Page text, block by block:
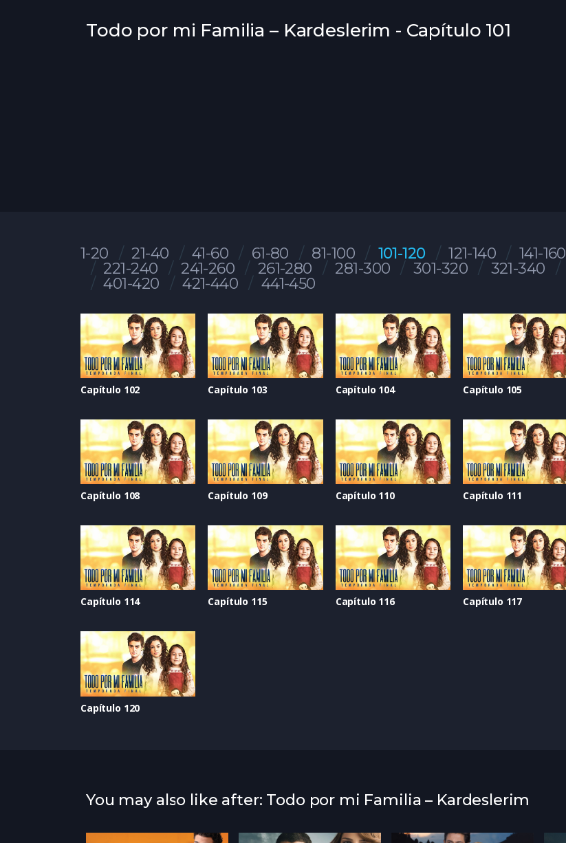
Todo por mi Familia – Kardeslerim - Capítulo 101
1-20 21-40 41-60 61-80 81-100 101-120 121-140 141-160
221-240
241-260 261-280 281-300 301-320 321-340
401-420
421-440 441-450
Capítulo 102 Capítulo 103 Capítulo 104 Capítulo 105
Capítulo 108 Capítulo 109 Capítulo 110 Capítulo 111
Capítulo 114 Capítulo 115 Capítulo 116 Capítulo 117
Capítulo 120
You may also like after: Todo por mi Familia – Kardeslerim